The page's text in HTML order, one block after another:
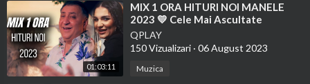
01:03:11
⁣MIX 1 ORA HITURI NOI MANELE
2023 💛 Cele Mai Ascultate
Manele💯 Melodii Cele Mai
Recente
QPLAY
150 Vizualizari · 06 August 2023
Muzica